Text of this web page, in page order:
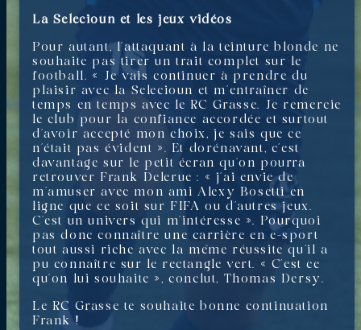
La Selecioun et les jeux vidéos
Pour autant, l’attaquant à la teinture blonde ne
souhaite pas tirer un trait complet sur le
football. « Je vais continuer à prendre du
plaisir avec la Selecioun et m’entraîner de
temps en temps avec le RC Grasse. Je remercie
le club pour la confiance accordée et surtout
d’avoir accepté mon choix, je sais que ce
n’était pas évident ». Et dorénavant, c’est
davantage sur le petit écran qu’on pourra
retrouver Frank Delerue : « j’ai envie de
m’amuser avec mon ami Alexy Bosetti en
ligne que ce soit sur FIFA ou d’autres jeux.
C’est un univers qui m’intéresse ». Pourquoi
pas donc connaître une carrière en e-sport
tout aussi riche avec la même réussite qu’il a
pu connaître sur le rectangle vert. « C’est ce
qu’on lui souhaite », conclut, Thomas Dersy.
Le RC Grasse te souhaite bonne continuation
Frank !